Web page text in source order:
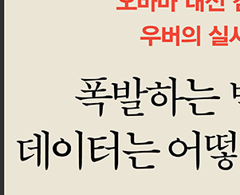
스 모델에 활용하면서 무한한 시장과 만
입안을 하기 시작했다. 데이터가 막강한 전략
럼에도 데이터 분석은 불완전하다 : 불량 분
를 분석하는 과정은 초밥 장인이 초밥을
듯이, 데이터 자체에 문제가 있다면 분석
등의 한계 등 ‘잘못된 재료’를 선택하지 않을